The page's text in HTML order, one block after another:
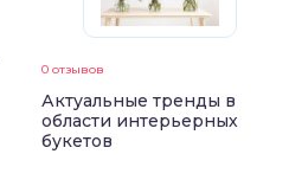
0 отзывов
Актуальные тренды в
области интерьерных
букетов